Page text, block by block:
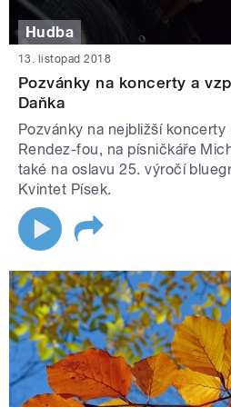
Hudba
13. listopad 2018
Pozvánky na koncerty a
Daňka
Pozvánky na nejbližší
Rendez-fou, na písničkáře
také na oslavu 25. výročí
Kvintet Písek.